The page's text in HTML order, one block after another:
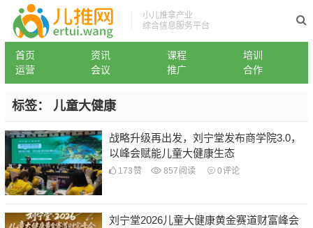
小儿推拿产业
综合信息服务平台
首页 资讯 课程
培训
运营
会议 推广 合作
标签： 儿童大健康
战略升级再出发，刘宁堂发布商学院3.0，
以峰会赋能儿童大健康生态
173 赞 857 阅读 0评论
刘宁堂2026儿童大健康黄金赛道财富峰会